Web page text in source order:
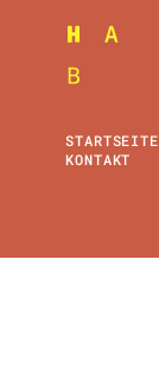
STARTSEITE
KONTAKT